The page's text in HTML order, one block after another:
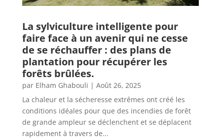
La sylviculture intelligente pour
faire face à un avenir qui ne cesse
de se réchauffer : des plans de
plantation pour récupérer les
forêts brûlées.
par Elham Ghabouli | Août 26, 2025
La chaleur et la sécheresse extrêmes ont créé les
conditions idéales pour que des incendies de forêt
de grande ampleur se déclenchent et se déplacent
rapidement à travers de...